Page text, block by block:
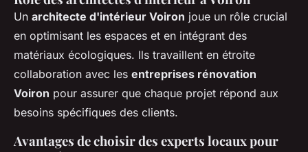
Un architecte d'intérieur Voiron joue un rôle crucial
en optimisant les espaces et en intégrant des
matériaux écologiques. Ils travaillent en étroite
collaboration avec les entreprises rénovation
Voiron pour assurer que chaque projet répond aux
besoins spécifiques des clients.
Avantages de choisir des experts locaux pour